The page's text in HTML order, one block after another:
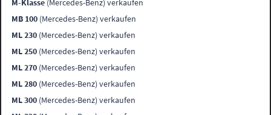
M-Klasse (Mercedes-Benz) verkaufen
MB 100 (Mercedes-Benz) verkaufen
ML 230 (Mercedes-Benz) verkaufen
ML 250 (Mercedes-Benz) verkaufen
ML 270 (Mercedes-Benz) verkaufen
ML 280 (Mercedes-Benz) verkaufen
ML 300 (Mercedes-Benz) verkaufen